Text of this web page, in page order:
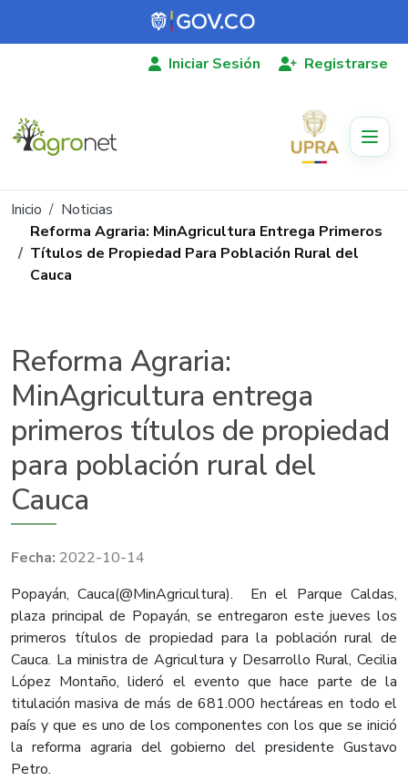
Pasar al contenido principal
Iniciar Sesión Registrarse
Ruta de navegación
Inicio
Noticias
Reforma Agraria: MinAgricultura Entrega Primeros
Títulos de Propiedad Para Población Rural del
Cauca
Reforma Agraria:
MinAgricultura entrega
primeros títulos de propiedad
para población rural del
Cauca
2022-10-14
Popayán, Cauca(@MinAgricultura). En el Parque Caldas,
plaza principal de Popayán, se entregaron este jueves los
primeros títulos de propiedad para la población rural de
Cauca. La ministra de Agricultura y Desarrollo Rural, Cecilia
López Montaño, lideró el evento que hace parte de la
titulación masiva de más de 681.000 hectáreas en todo el
país y que es uno de los componentes con los que se inició
la reforma agraria del gobierno del presidente Gustavo
Petro.